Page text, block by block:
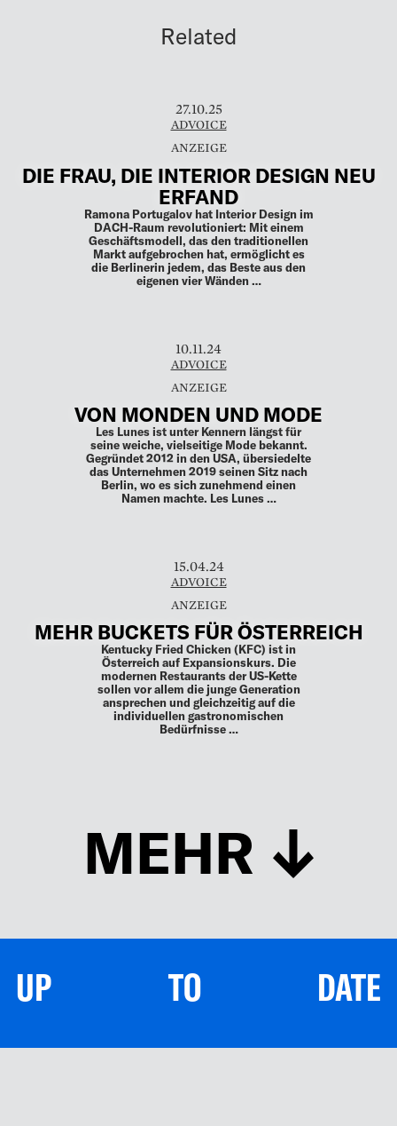
Related
27.10.25
ADVOICE
DIE FRAU, DIE INTERIOR DESIGN NEU
ERFAND
Ramona Portugalov hat Interior Design im
DACH-Raum revolutioniert: Mit einem
Markt aufgebrochen hat, ermöglicht es
die Berlinerin jedem, das Beste aus den
eigenen vier Wänden …
10.11.24
VON MONDEN UND MODE